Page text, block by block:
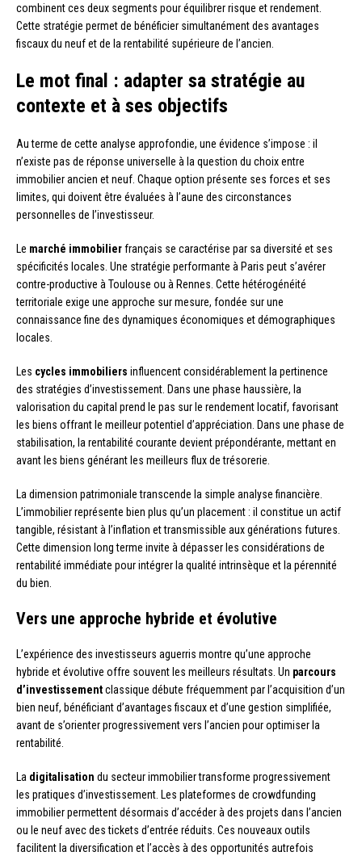
combinent ces deux segments pour équilibrer risque et rendement.
Cette stratégie permet de bénéficier simultanément des avantages
fiscaux du neuf et de la rentabilité supérieure de l’ancien.
Le mot final : adapter sa stratégie au
contexte et à ses objectifs
Au terme de cette analyse approfondie, une évidence s’impose : il
n’existe pas de réponse universelle à la question du choix entre
immobilier ancien et neuf. Chaque option présente ses forces et ses
limites, qui doivent être évaluées à l’aune des circonstances
personnelles de l’investisseur.
Le marché immobilierfrançais se caractérise par sa diversité et ses
spécificités locales. Une stratégie performante à Paris peut s’avérer
contre-productive à Toulouse ou à Rennes. Cette hétérogénéité
territoriale exige une approche sur mesure, fondée sur une
connaissance fine des dynamiques économiques et démographiques
locales.
Les cycles immobiliers influencent considérablement la pertinence
des stratégies d’investissement. Dans une phase haussière, la
valorisation du capital prend le pas sur le rendement locatif, favorisant
les biens offrant le meilleur potentiel d’appréciation. Dans une phase de
stabilisation, la rentabilité courante devient prépondérante, mettant en
avant les biens générant les meilleurs flux de trésorerie.
La dimension patrimoniale transcende la simple analyse financière.
L’immobilier représente bien plus qu’un placement : il constitue un actif
tangible, résistant à l’inflation et transmissible aux générations futures.
Cette dimension long terme invite à dépasser les considérations de
rentabilité immédiate pour intégrer la qualité intrinsèque et la pérennité
du bien.
Vers une approche hybride et évolutive
L’expérience des investisseurs aguerris montre qu’une approche
hybride et évolutive offre souvent les meilleurs résultats. Un parcours
d’investissementclassique débute fréquemment par l’acquisition d’un
bien neuf, bénéficiant d’avantages fiscaux et d’une gestion simplifiée,
avant de s’orienter progressivement vers l’ancien pour optimiser la
rentabilité.
La digitalisation du secteur immobilier transforme progressivement
les pratiques d’investissement. Les plateformes de crowdfunding
immobilier permettent désormais d’accéder à des projets dans l’ancien
ou le neuf avec des tickets d’entrée réduits. Ces nouveaux outils
facilitent la diversification et l’accès à des opportunités autrefois